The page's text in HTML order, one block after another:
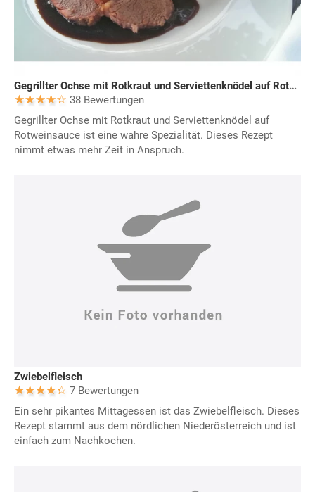
Gegrillter Ochse mit Rotkraut und Serviettenknödel auf Rotweinsauce
38 Bewertungen
Gegrillter Ochse mit Rotkraut und Serviettenknödel auf
Rotweinsauce ist eine wahre Spezialität. Dieses Rezept
nimmt etwas mehr Zeit in Anspruch.
Zwiebelfleisch
7 Bewertungen
Ein sehr pikantes Mittagessen ist das Zwiebelfleisch. Dieses
Rezept stammt aus dem nördlichen Niederösterreich und ist
einfach zum Nachkochen.